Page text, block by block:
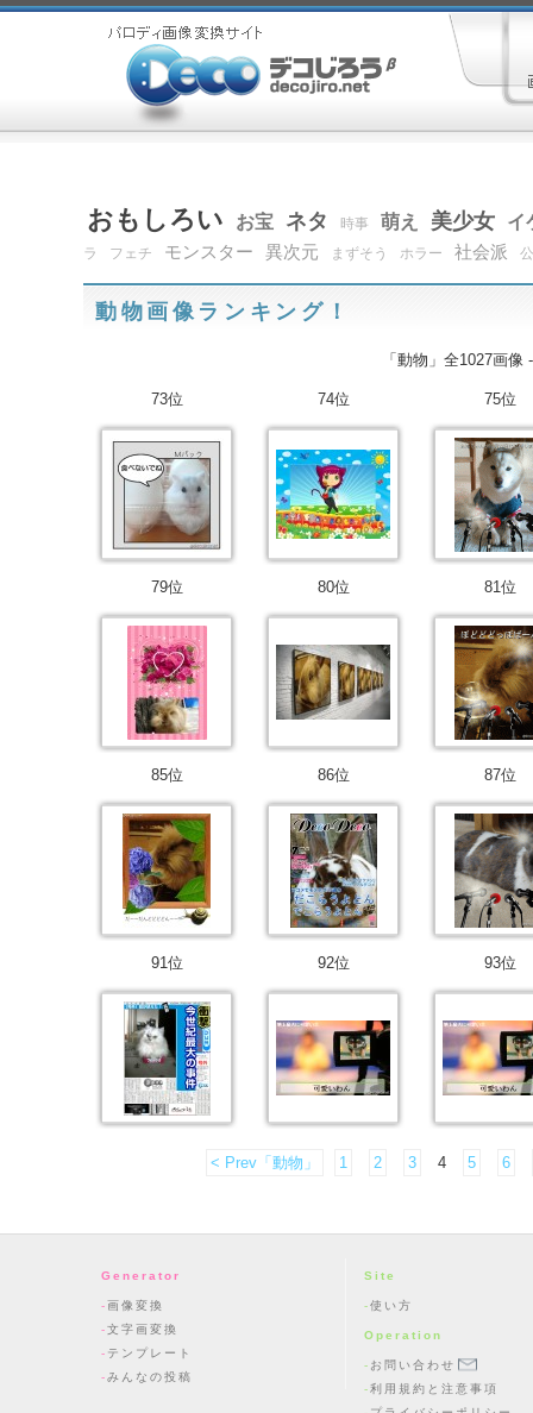
おもしろい お宝 ネタ 時事 萌え 美少女 イ
ラ フェチ モンスター 異次元 まずそう ホラー 社会派
動物画像ランキング！
「動物」全1027画像
73位 74位 75位
79位 80位 81位
85位 86位 87位
91位 92位 93位
< Prev「動物」 1 2 3 4 5 6
Generator
画像変換
文字画変換
テンプレート
みんなの投稿
Site
使い方
Operation
お問い合わせ
利用規約と注意事項